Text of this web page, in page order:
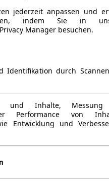
jederzeit anpassen und
indem Sie in
Manager besuchen.
Identifikation durch
und Inhalte,
Performance von
Entwicklung und